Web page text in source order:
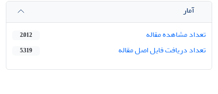
آمار
تعداد مشاهده مقاله
2,012
تعداد دریافت فایل اصل مقاله 5,319